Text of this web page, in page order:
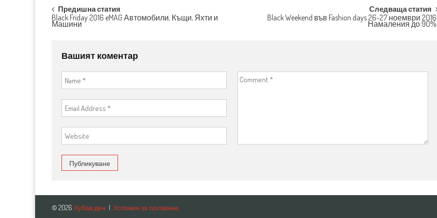
Post navigation
Предишна статия
Black Friday 2016 eMAG Автомобили, Къщи, Яхти и
Машини
Следваща статия
Black Weekend във Fashion days 26-27 ноември 2016!
Намаления до 90%!
Вашият коментар
© 2026 Хубав ден | Условия за ползване